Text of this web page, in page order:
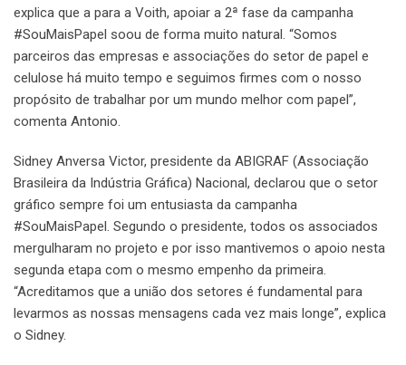
explica que a para a Voith, apoiar a 2ª fase da campanha
#SouMaisPapel soou de forma muito natural. “Somos
parceiros das empresas e associações do setor de papel e
celulose há muito tempo e seguimos firmes com o nosso
propósito de trabalhar por um mundo melhor com papel”,
comenta Antonio.
Sidney Anversa Victor, presidente da ABIGRAF (Associação
Brasileira da Indústria Gráfica) Nacional, declarou que o setor
gráfico sempre foi um entusiasta da campanha
#SouMaisPapel. Segundo o presidente, todos os associados
mergulharam no projeto e por isso mantivemos o apoio nesta
segunda etapa com o mesmo empenho da primeira.
“Acreditamos que a união dos setores é fundamental para
levarmos as nossas mensagens cada vez mais longe”, explica
o Sidney.